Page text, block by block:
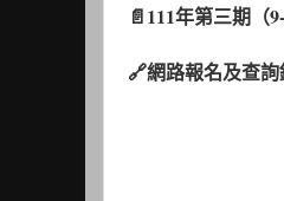
📄111年第三期（
🔗網路報名及查